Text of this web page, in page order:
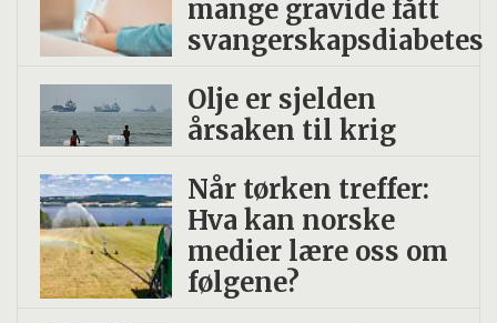
mange gravide fått
svangerskapsdiabetes
Olje er sjelden
årsaken til krig
Når tørken treffer:
Hva kan norske
medier lære oss om
følgene?